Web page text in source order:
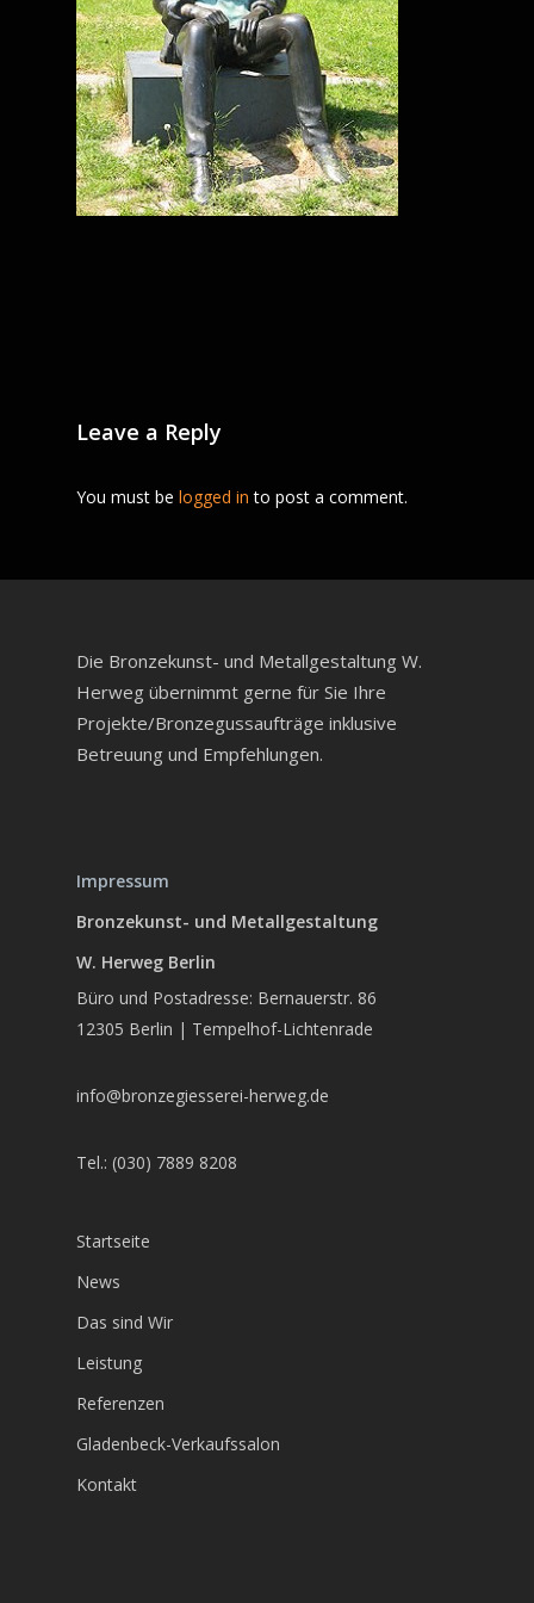
Leave a Reply
You must be logged in to post a comment.
Die Bronzekunst- und Metallgestaltung W.
Herweg übernimmt gerne für Sie Ihre
Projekte/Bronzegussaufträge inklusive
Betreuung und Empfehlungen.
Impressum
Bronzekunst- und Metallgestaltung
W. Herweg Berlin
Büro und Postadresse: Bernauerstr. 86
12305 Berlin | Tempelhof-Lichtenrade
info@bronzegiesserei-herweg.de
Tel.: (030) 7889 8208
Startseite
News
Das sind Wir
Leistung
Referenzen
Gladenbeck-Verkaufssalon
Kontakt